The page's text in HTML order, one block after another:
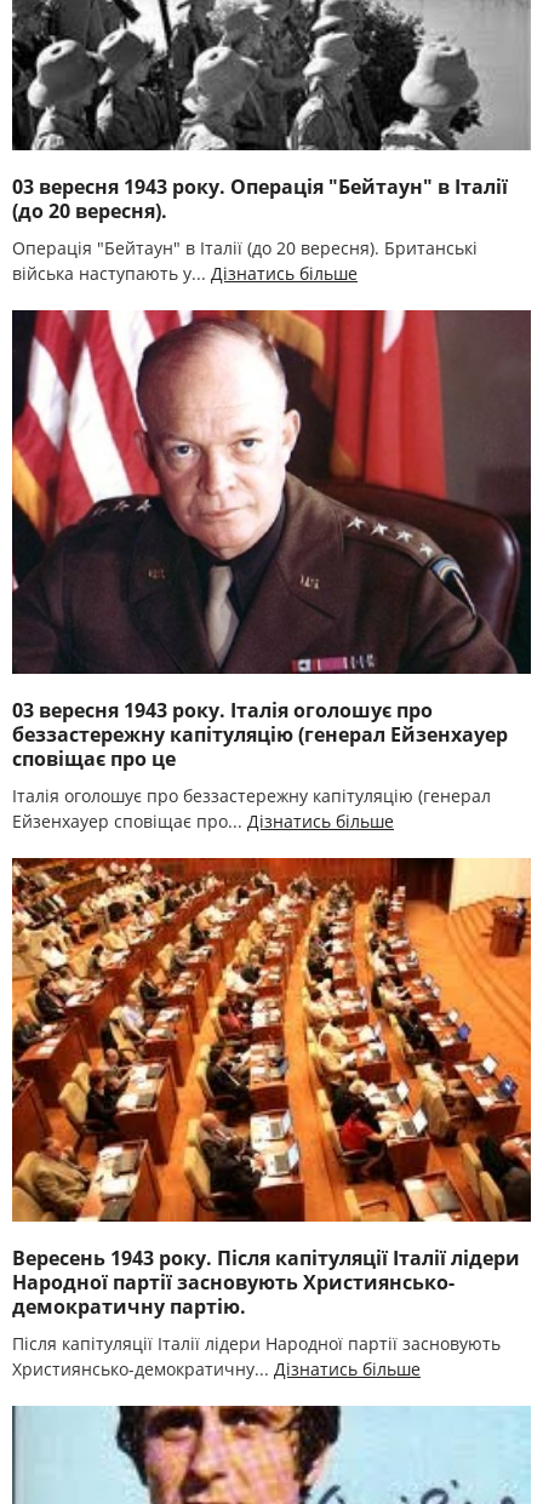
03 вересня 1943 року. Операція "Бейтаун" в Італії
(до 20 вересня).
Операція "Бейтаун" в Італії (до 20 вересня). Британські
війська наступають у... Дізнатись більше
03 вересня 1943 року. Італія оголошує про
беззастережну капітуляцію (генерал Ейзенхауер
сповіщає про це
Італія оголошує про беззастережну капітуляцію (генерал
Ейзенхауер сповіщає про... Дізнатись більше
Вересень 1943 року. Після капітуляції Італії лідери
Народної партії засновують Християнсько-
демократичну партію.
Після капітуляції Італії лідери Народної партії засновують
Християнсько-демократичну... Дізнатись більше